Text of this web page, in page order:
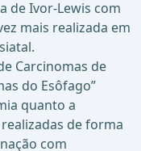
de Ivor-Lewis com
mais realizada em
Carcinomas de
do Esôfago”
quanto a
de forma
com